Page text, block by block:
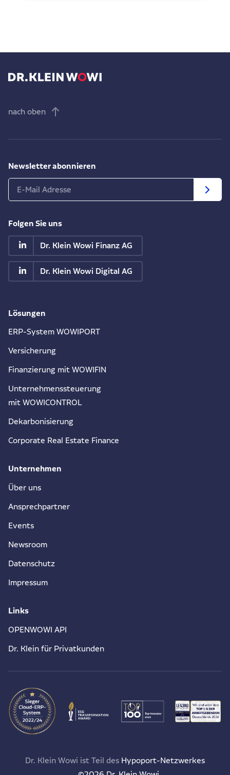
nach oben
Newsletter abonnieren
Folgen Sie uns
Dr. Klein Wowi Finanz AG
Dr. Klein Wowi Digital AG
Lösungen
ERP-System WOWIPORT
Versicherung
Finanzierung mit WOWIFIN
Unternehmenssteuerung
mit WOWICONTROL
Dekarbonisierung
Corporate Real Estate Finance
Unternehmen
Über uns
Ansprechpartner
Events
Newsroom
Datenschutz
Impressum
Links
OPENWOWI API
Dr. Klein für Privatkunden
Dr. Klein Wowi ist Teil des Hypoport-Netzwerkes